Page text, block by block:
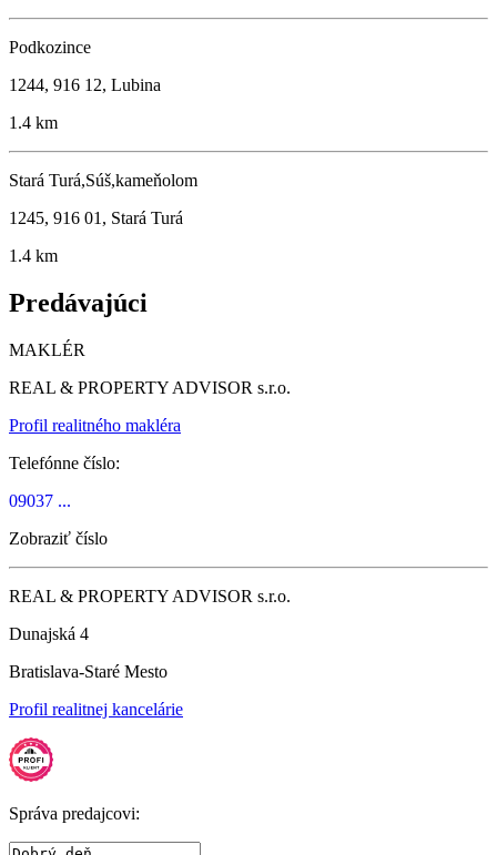
Podkozince
1244, 916 12, Lubina
1.4 km
Stará Turá,Súš,kameňolom
1245, 916 01, Stará Turá
1.4 km
Predávajúci
MAKLÉR
REAL & PROPERTY ADVISOR s.r.o.
Profil realitného makléra
Telefónne číslo:
09037 ...
Zobraziť číslo
REAL & PROPERTY ADVISOR s.r.o.
Dunajská 4
Bratislava-Staré Mesto
Profil realitnej kancelárie
Správa predajcovi: